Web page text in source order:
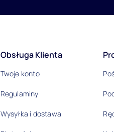
Obsługa Klienta
Twoje konto
Regulaminy
Wysyłka i dostawa